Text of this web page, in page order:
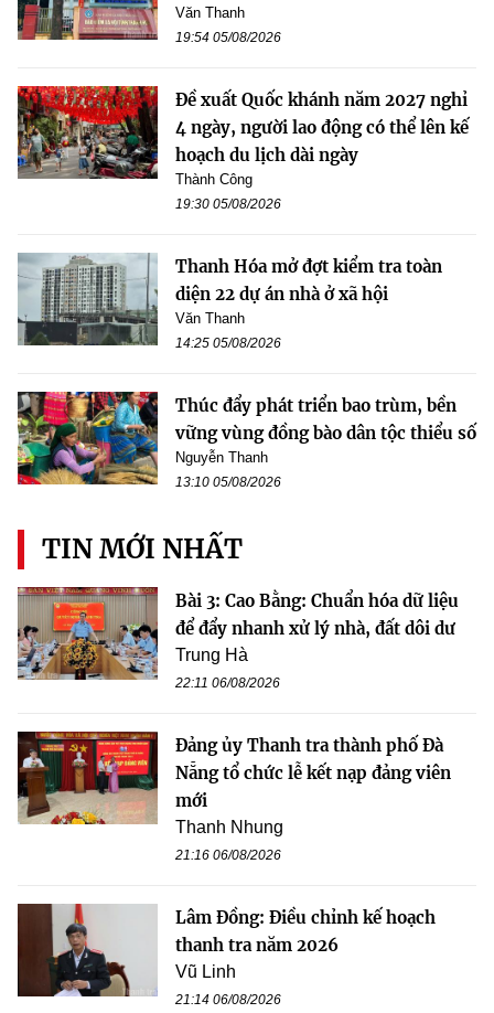
Văn Thanh
19:54 05/08/2026
Đề xuất Quốc khánh năm 2027 nghỉ
4 ngày, người lao động có thể lên kế
hoạch du lịch dài ngày
Thành Công
19:30 05/08/2026
Thanh Hóa mở đợt kiểm tra toàn
diện 22 dự án nhà ở xã hội
Văn Thanh
14:25 05/08/2026
Thúc đẩy phát triển bao trùm, bền
vững vùng đồng bào dân tộc thiểu số
Nguyễn Thanh
13:10 05/08/2026
TIN MỚI NHẤT
Bài 3: Cao Bằng: Chuẩn hóa dữ liệu
để đẩy nhanh xử lý nhà, đất dôi dư
Trung Hà
22:11 06/08/2026
Đảng ủy Thanh tra thành phố Đà
Nẵng tổ chức lễ kết nạp đảng viên
mới
Thanh Nhung
21:16 06/08/2026
Lâm Đồng: Điều chỉnh kế hoạch
thanh tra năm 2026
Vũ Linh
21:14 06/08/2026